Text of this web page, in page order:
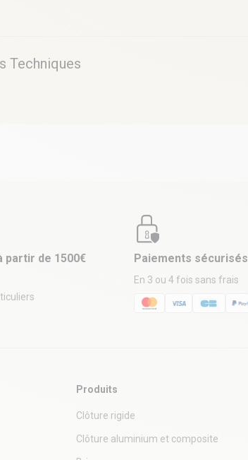
Techniques
partir de 1500€
Paiements sécurisés
En 3 ou 4 fois sans frais
Produits
Clôture rigide
Clôture aluminium et composite